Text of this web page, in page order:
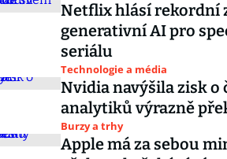
Netflix hlásí rekordní
generativní AI pro
seriálu
Technologie a média
Nvidia navýšila zisk
analytiků výrazně
Burzy a trhy
Apple má za sebou